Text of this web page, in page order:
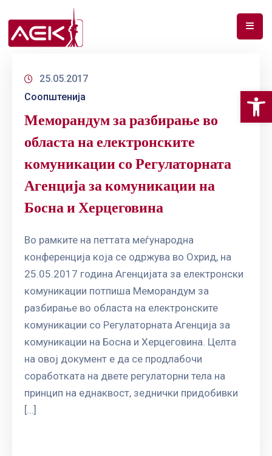
НАС
ДОКУМЕНТИ
СПЕКТАР
ТЕЛЕКОМУНИКАЦИИ
ГРИЖА
КОРИСНИЦИ
НАБАВКИ
25.05.2017
Соопштенија
Меморандум за разбирање во
областа на електронските
комуникации со Регулаторната
Агенција за комуникации на
Босна и Херцеговина
Во рамките на петтата меѓународна
конференција која се одржува во Охрид, на
25.05.2017 година Агенцијата за електронски
комуникации потпиша Меморандум за
разбирање во областа на електронските
комуникации со Регулаторната Агенција за
комуникации на Босна и Херцеговина. Целта
на овој документ е да се продлабочи
соработката на двете регулаторни тела на
принцип на еднаквост, зеднички придобивки
[…]